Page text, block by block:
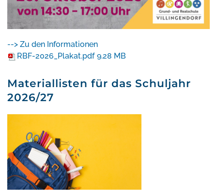
--> Zu den Informationen
RBF-2026_Plakat.pdf 9.28 MB
Materiallisten für das Schuljahr
2026/27